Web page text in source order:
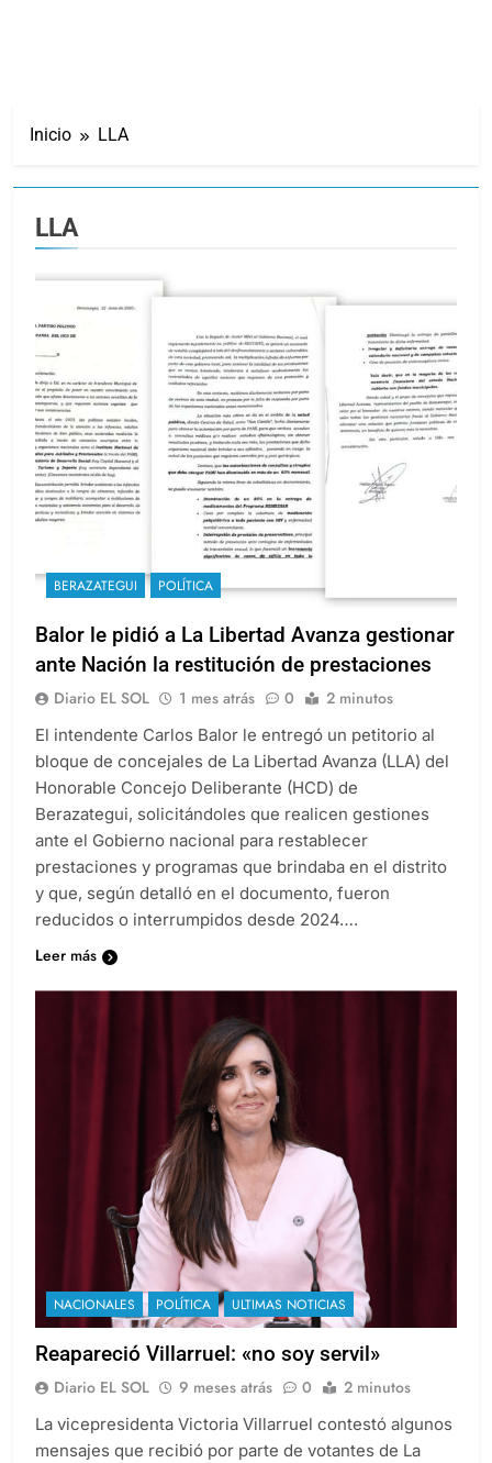
Inicio LLA
LLA
BERAZATEGUI POLÍTICA
Balor le pidió a La Libertad Avanza gestionar
ante Nación la restitución de prestaciones
Diario EL SOL 1 mes atrás 0 2 minutos
El intendente Carlos Balor le entregó un petitorio al
bloque de concejales de La Libertad Avanza (LLA) del
Honorable Concejo Deliberante (HCD) de
Berazategui, solicitándoles que realicen gestiones
ante el Gobierno nacional para restablecer
prestaciones y programas que brindaba en el distrito
y que, según detalló en el documento, fueron
reducidos o interrumpidos desde 2024….
Leer más
NACIONALES POLÍTICA ULTIMAS NOTICIAS
Reapareció Villarruel: «no soy servil»
Diario EL SOL 9 meses atrás 0 2 minutos
La vicepresidenta Victoria Villarruel contestó algunos
mensajes que recibió por parte de votantes de La